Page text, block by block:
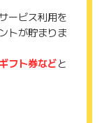
しないになってい
動が完了しない
います。
ービス利用を
トが貯まりま
フト券などと